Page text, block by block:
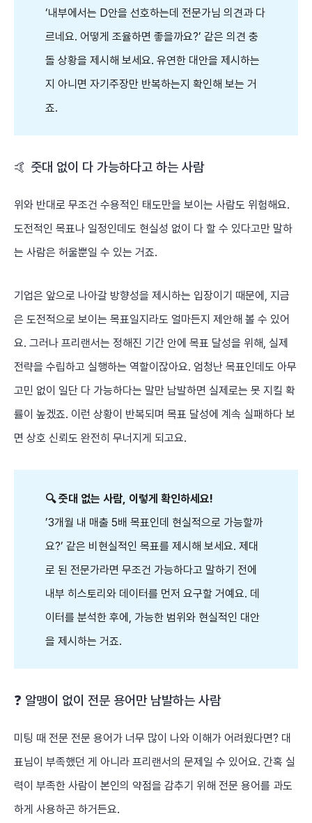
‘내부에서는 D안을 선호하는데 전문가님 의견과 다
르네요. 어떻게 조율하면 좋을까요?’ 같은 의견 충
돌 상황을 제시해 보세요. 유연한 대안을 제시하는
지 아니면 자기주장만 반복하는지 확인해 보는 거
죠.
🤙 줏대 없이 다 가능하다고 하는 사람
위와 반대로 무조건 수용적인 태도만을 보이는 사람도 위험해요.
도전적인 목표나 일정인데도 현실성 없이 다 할 수 있다고만 말하
는 사람은 허울뿐일 수 있는 거죠.
기업은 앞으로 나아갈 방향성을 제시하는 입장이기 때문에, 지금
은 도전적으로 보이는 목표일지라도 얼마든지 제안해 볼 수 있어
요. 그러나 프리랜서는 정해진 기간 안에 목표 달성을 위해, 실제
전략을 수립하고 실행하는 역할이잖아요. 엄청난 목표인데도 아무
고민 없이 일단 다 가능하다는 말만 남발하면 실제로는 못 지킬 확
률이 높겠죠. 이런 상황이 반복되며 목표 달성에 계속 실패하다 보
면 상호 신뢰도 완전히 무너지게 되고요.
🔍 줏대 없는 사람, 이렇게 확인하세요!
’3개월 내 매출 5배 목표인데 현실적으로 가능할까
요?’ 같은 비현실적인 목표를 제시해 보세요. 제대
로 된 전문가라면 무조건 가능하다고 말하기 전에
내부 히스토리와 데이터를 먼저 요구할 거예요. 데
이터를 분석한 후에, 가능한 범위와 현실적인 대안
을 제시하는 거죠.
❓ 알맹이 없이 전문 용어만 남발하는 사람
미팅 때 전문 전문 용어가 너무 많이 나와 이해가 어려웠다면? 대
표님이 부족했던 게 아니라 프리랜서의 문제일 수 있어요. 간혹 실
력이 부족한 사람이 본인의 약점을 감추기 위해 전문 용어를 과도
하게 사용하곤 하거든요.